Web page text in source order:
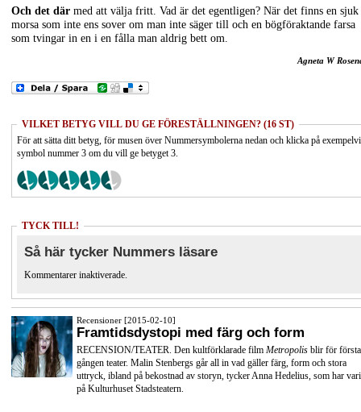
Och det där med att välja fritt. Vad är det egentligen? När det finns en sjuk
morsa som inte ens sover om man inte säger till och en bögföraktande farsa
som tvingar in en i en fålla man aldrig bett om.
Agneta W
VILKET BETYG VILL DU GE FÖRESTÄLLNINGEN? (16 ST)
För att sätta ditt betyg, för musen över Nummersymbolerna nedan och klicka på
symbol nummer 3 om du vill ge betyget 3.
TYCK TILL!
Så här tycker Nummers läsare
Kommentarer inaktiverade.
Recensioner [2015-02-10]
Framtidsdystopi med färg och form
RECENSION/TEATER. Den kultförklarade film Metropolis blir för första
gången teater. Malin Stenbergs går all in vad gäller färg, form och stora
uttryck, ibland på bekostnad av storyn, tycker Anna Hedelius, som har
på Kulturhuset Stadsteatern.